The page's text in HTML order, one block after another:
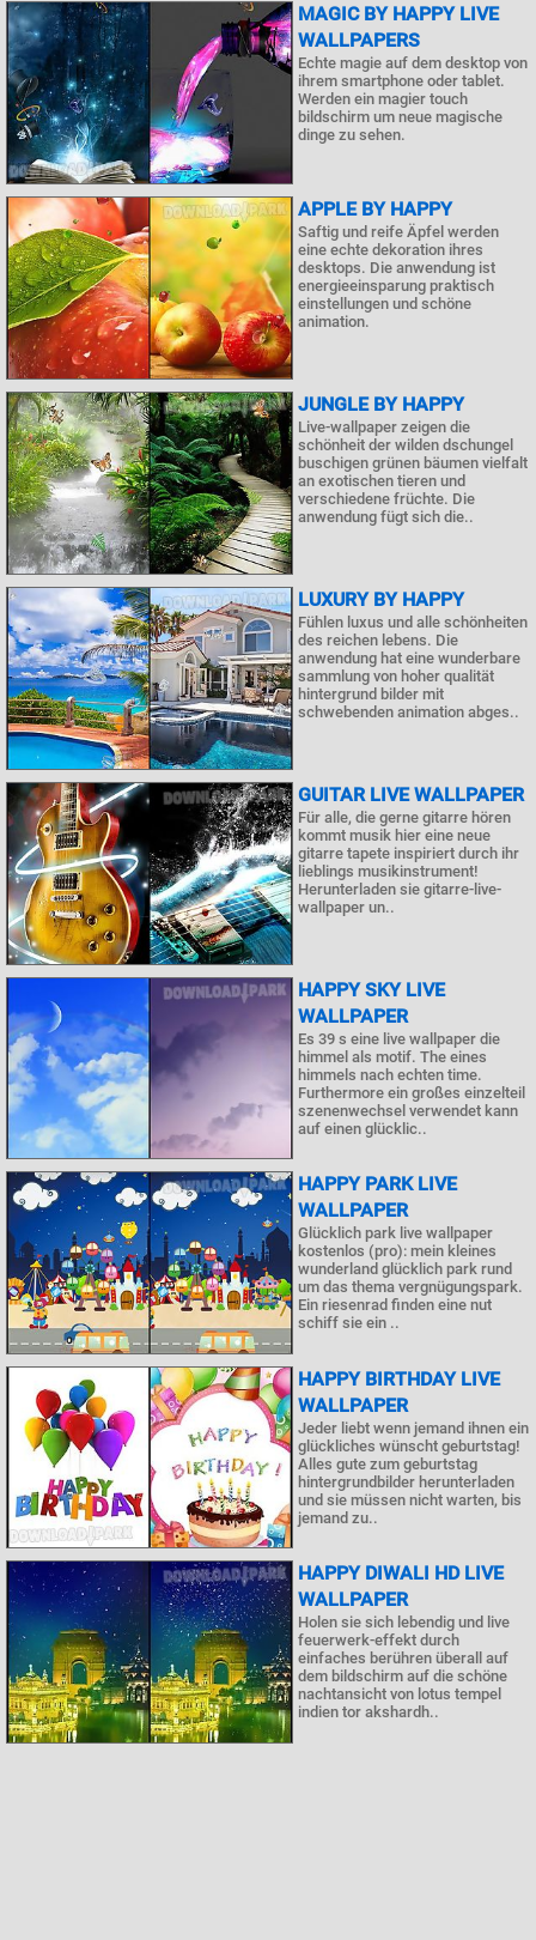
MAGIC BY HAPPY LIVE
WALLPAPERS
Echte magie auf dem desktop von
ihrem smartphone oder tablet.
Werden ein magier touch
bildschirm um neue magische
dinge zu sehen.
APPLE BY HAPPY
Saftig und reife Äpfel werden
eine echte dekoration ihres
desktops. Die anwendung ist
energieeinsparung praktisch
einstellungen und schöne
animation.
JUNGLE BY HAPPY
Live-wallpaper zeigen die
schönheit der wilden dschungel
buschigen grünen bäumen vielfalt
an exotischen tieren und
verschiedene früchte. Die
anwendung fügt sich die..
LUXURY BY HAPPY
Fühlen luxus und alle schönheiten
des reichen lebens. Die
anwendung hat eine wunderbare
sammlung von hoher qualität
hintergrund bilder mit
schwebenden animation abges..
GUITAR LIVE WALLPAPER
Für alle, die gerne gitarre hören
kommt musik hier eine neue
gitarre tapete inspiriert durch ihr
lieblings musikinstrument!
Herunterladen sie gitarre-live-
wallpaper un..
HAPPY SKY LIVE
WALLPAPER
Es 39 s eine live wallpaper die
himmel als motif. The eines
himmels nach echten time.
Furthermore ein großes einzelteil
szenenwechsel verwendet kann
auf einen glücklic..
HAPPY PARK LIVE
WALLPAPER
Glücklich park live wallpaper
kostenlos (pro): mein kleines
wunderland glücklich park rund
um das thema vergnügungspark.
Ein riesenrad finden eine nut
schiff sie ein ..
HAPPY BIRTHDAY LIVE
WALLPAPER
Jeder liebt wenn jemand ihnen ein
glückliches wünscht geburtstag!
Alles gute zum geburtstag
hintergrundbilder herunterladen
und sie müssen nicht warten, bis
jemand zu..
HAPPY DIWALI HD LIVE
WALLPAPER
Holen sie sich lebendig und live
feuerwerk-effekt durch
einfaches berühren überall auf
dem bildschirm auf die schöne
nachtansicht von lotus tempel
indien tor akshardh..